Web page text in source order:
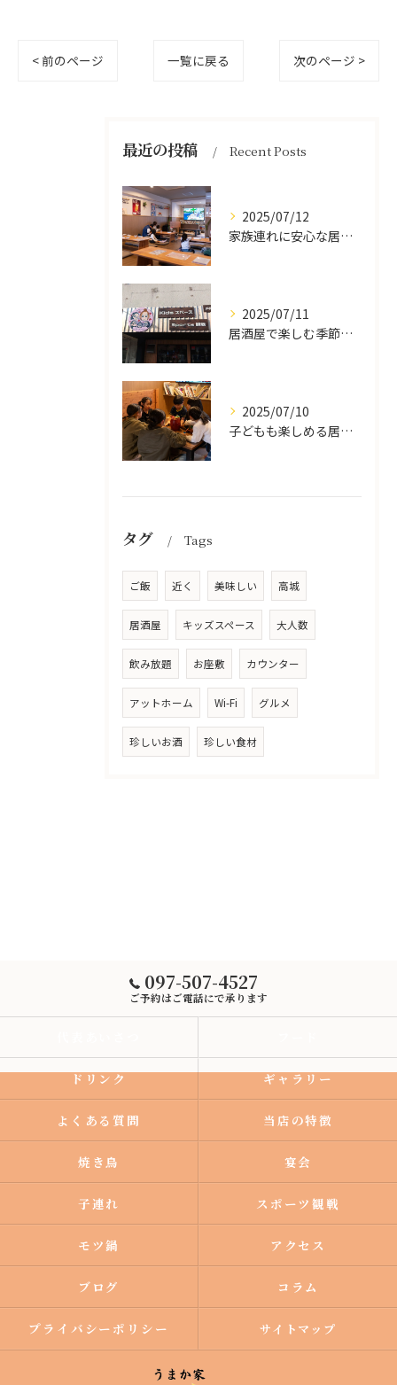
< 前のページ 一覧に戻る 次のページ >
最近の投稿 Recent Posts
2025/07/12
家族連れに安心な居酒屋体験
2025/07/11
居酒屋で楽しむ季節の味覚と生中継スポーツ観戦
2025/07/10
子どもも楽しめる居酒屋の魅力
タグ Tags
ご飯 近く 美味しい 高城
居酒屋 キッズスペース 大人数
飲み放題 お座敷 カウンター
アットホーム Wi-Fi グルメ
珍しいお酒 珍しい食材
097-507-4527
ご予約はご電話にで承ります
ドリンク ギャラリー
よくある質問 当店の特徴
焼き鳥 宴会
子連れ スポーツ観戦
モツ鍋 アクセス
ブログ コラム
プライバシーポリシー サイトマップ